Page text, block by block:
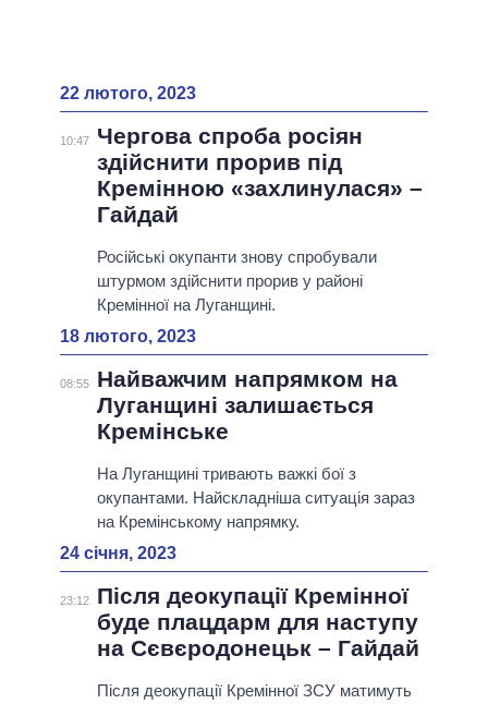
22 лютого, 2023
10:47
Чергова спроба росіян
здійснити прорив під
Кремінною «захлинулася» –
Гайдай
Російські окупанти знову спробували
штурмом здійснити прорив у районі
Кремінної на Луганщині.
18 лютого, 2023
08:55
Найважчим напрямком на
Луганщині залишається
Кремінське
На Луганщині тривають важкі бої з
окупантами. Найскладніша ситуація зараз
на Кремінському напрямку.
24 січня, 2023
23:12
Після деокупації Кремінної
буде плацдарм для наступу
на Сєвєродонецьк – Гайдай
Після деокупації Кремінної ЗСУ матимуть